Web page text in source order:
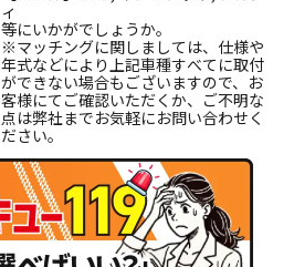
ィ
等にいかがでしょうか。
※マッチングに関しましては、仕様や
年式などにより上記車種すべてに取付
ができない場合もございますので、お
客様にてご確認いただくか、ご不明な
点は弊社までお気軽にお問い合わせく
ださい。